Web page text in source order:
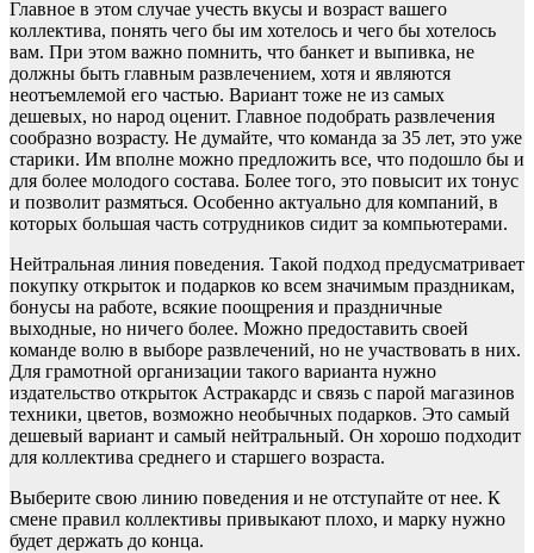
Главное в этом случае учесть вкусы и возраст вашего
коллектива, понять чего бы им хотелось и чего бы хотелось
вам. При этом важно помнить, что банкет и выпивка, не
должны быть главным развлечением, хотя и являются
неотъемлемой его частью. Вариант тоже не из самых
дешевых, но народ оценит. Главное подобрать развлечения
сообразно возрасту. Не думайте, что команда за 35 лет, это уже
старики. Им вполне можно предложить все, что подошло бы и
для более молодого состава. Более того, это повысит их тонус
и позволит размяться. Особенно актуально для компаний, в
которых большая часть сотрудников сидит за компьютерами.
Нейтральная линия поведения. Такой подход предусматривает
покупку открыток и подарков ко всем значимым праздникам,
бонусы на работе, всякие поощрения и праздничные
выходные, но ничего более. Можно предоставить своей
команде волю в выборе развлечений, но не участвовать в них.
Для грамотной организации такого варианта нужно
издательство открыток Астракардс и связь с парой магазинов
техники, цветов, возможно необычных подарков. Это самый
дешевый вариант и самый нейтральный. Он хорошо подходит
для коллектива среднего и старшего возраста.
Выберите свою линию поведения и не отступайте от нее. К
смене правил коллективы привыкают плохо, и марку нужно
будет держать до конца.